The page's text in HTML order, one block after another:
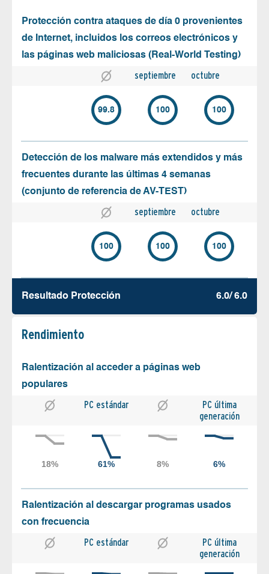
Protección contra ataques de día 0 provenientes
de Internet, incluidos los correos electrónicos y
las páginas web maliciosas (Real-World Testing)
septiembre octubre
99.8 100 100
Detección de los malware más extendidos y más
frecuentes durante las últimas 4 semanas
(conjunto de referencia de AV-TEST)
septiembre octubre
100 100 100
Resultado Protección 6.0/ 6.0
Rendimiento
Ralentización al acceder a páginas web
populares
PC estándar
PC última
generación
Ralentización al descargar programas usados
con frecuencia
PC estándar
PC última
generación